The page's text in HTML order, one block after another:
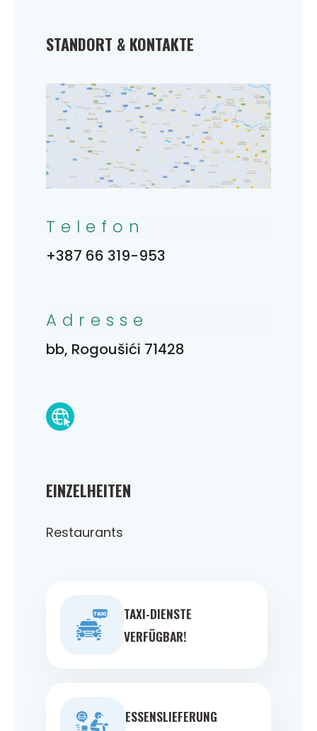
EINZELHEITEN
Restaurants
TAXI-DIENSTE
VERFÜGBAR!
ESSENSLIEFERUNG
STANDORT & KONTAKTE
Telefon
+387 66 319-953
Adresse
bb, Rogoušići 71428